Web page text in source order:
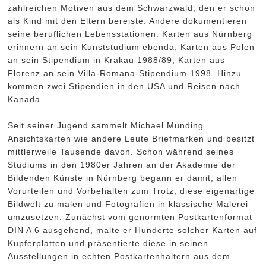
zahlreichen Motiven aus dem Schwarzwald, den er schon
als Kind mit den Eltern bereiste. Andere dokumentieren
seine beruflichen Lebensstationen: Karten aus Nürnberg
erinnern an sein Kunststudium ebenda, Karten aus Polen
an sein Stipendium in Krakau 1988/89, Karten aus
Florenz an sein Villa-Romana-Stipendium 1998. Hinzu
kommen zwei Stipendien in den USA und Reisen nach
Kanada.
Seit seiner Jugend sammelt Michael Munding
Ansichtskarten wie andere Leute Briefmarken und besitzt
mittlerweile Tausende davon. Schon während seines
Studiums in den 1980er Jahren an der Akademie der
Bildenden Künste in Nürnberg begann er damit, allen
Vorurteilen und Vorbehalten zum Trotz, diese eigenartige
Bildwelt zu malen und Fotografien in klassische Malerei
umzusetzen. Zunächst vom genormten Postkartenformat
DIN A 6 ausgehend, malte er Hunderte solcher Karten auf
Kupferplatten und präsentierte diese in seinen
Ausstellungen in echten Postkartenhaltern aus dem